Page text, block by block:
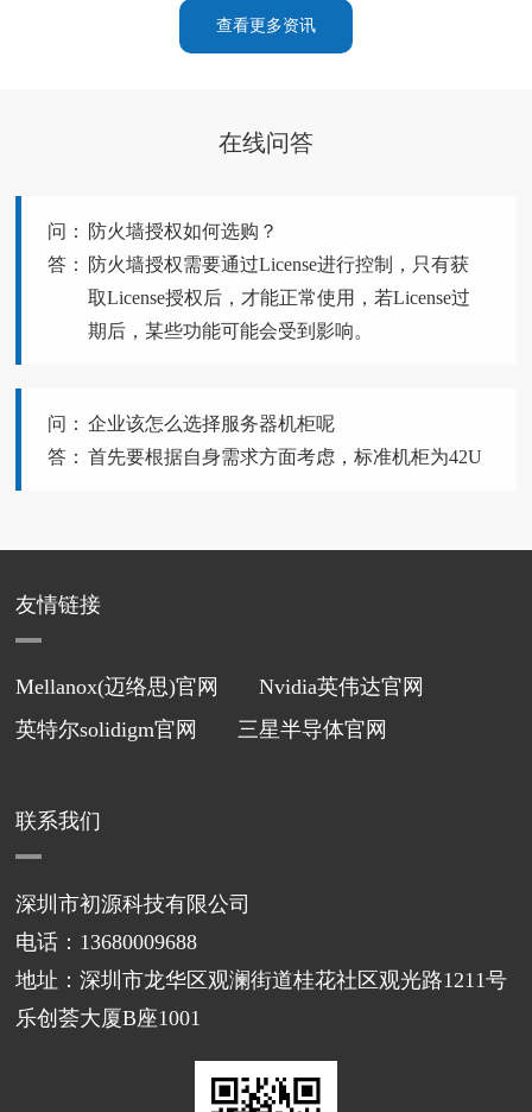
查看更多资讯
在线问答
防火墙授权如何选购？
防火墙授权需要通过License进行控制，只有获
取License授权后，才能正常使用，若License过
期后，某些功能可能会受到影响。
企业该怎么选择服务器机柜呢
首先要根据自身需求方面考虑，标准机柜为42U
友情链接
Mellanox(迈络思)官网
Nvidia英伟达官网
英特尔solidigm官网
三星半导体官网
联系我们
深圳市初源科技有限公司
电话：13680009688
地址：深圳市龙华区观澜街道桂花社区观光路1211号
乐创荟大厦B座1001